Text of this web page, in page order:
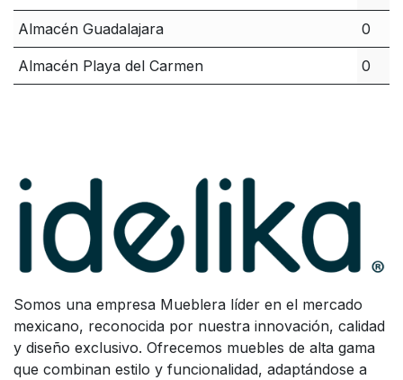
Almacén Guadalajara 0
Almacén Playa del Carmen 0
Somos una empresa Mueblera líder en el mercado
mexicano, reconocida por nuestra innovación, calidad
y diseño exclusivo. Ofrecemos muebles de alta gama
que combinan estilo y funcionalidad, adaptándose a